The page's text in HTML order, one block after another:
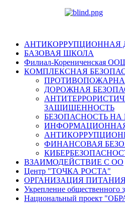
АНТИКОРРУПЦИОННАЯ
БАЗОВАЯ ШКОЛА
Филиал-Корениченская
КОМПЛЕКСНАЯ
ДОРОЖНАЯ
ЗАЩИЩЕННОСТЬ
БЕЗОПАСНОСТЬ НА
ФИНАНСОВАЯ
ВЗАИМОДЕЙСТВИЕ С ОО
Центр "ТОЧКА РОСТА"
ОРГАНИЗАЦИЯ
Укрепление общественного
Национальный проект